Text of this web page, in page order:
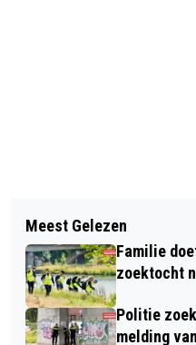
DROOGTE NEEMT
BINNENKORT
[FOTO'S]
AVOND4DAAGSE
Meest Gelezen
Familie
zoektocht
Politie
melding